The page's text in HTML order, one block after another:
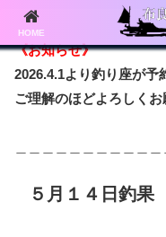
《お知らせ》
2026.4.1より釣り座が予
ご理解のほどよろしく
５月１４日釣果
HOME